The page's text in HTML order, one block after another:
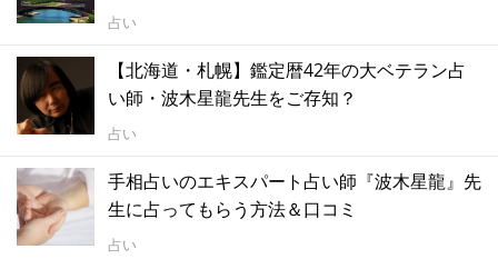
占い
【北海道・札幌】鑑定暦42年の大ベテラン占
い師・波木星龍先生をご存知？
占い
手相占いのエキスパート占い師『波木星龍』先
生に占ってもらう方法＆口コミ
占い